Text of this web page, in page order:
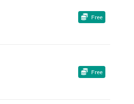
Free
Free